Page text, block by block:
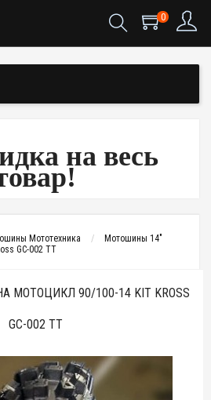
0
на весь
Мототехника
Мотошины 14"
GC-002 TT
90/100-14 KIT KROSS
GC-002 TT